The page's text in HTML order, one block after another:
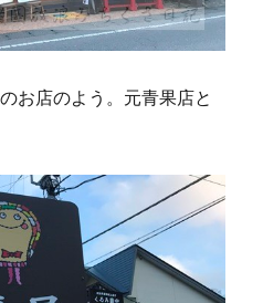
お店のよう。元青果店と